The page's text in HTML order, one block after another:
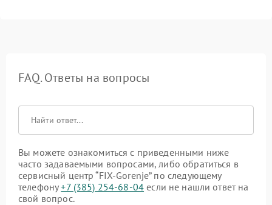
FAQ. Ответы на вопросы
Вы можете ознакомиться с приведенными ниже
часто задаваемыми вопросами, либо обратиться в
сервисный центр “FIX-Gorenje” по следующему
телефону+7 (385) 254-68-04 если не нашли ответ на
свой вопрос.